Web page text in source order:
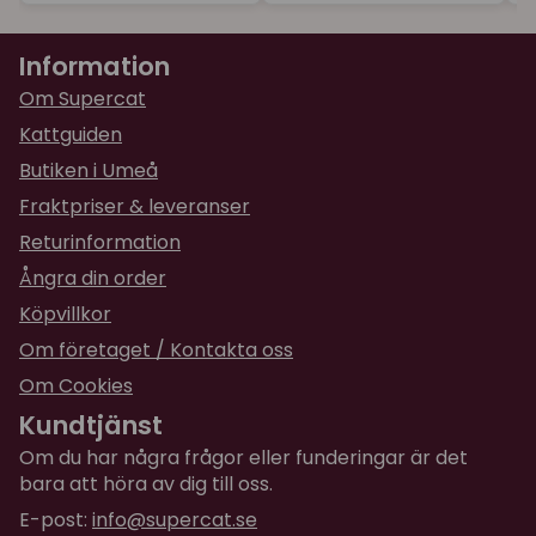
Information
Om Supercat
Kattguiden
Butiken i Umeå
Fraktpriser & leveranser
Returinformation
Ångra din order
Köpvillkor
Om företaget / Kontakta oss
Om Cookies
Kundtjänst
Om du har några frågor eller funderingar är det
bara att höra av dig till oss.
E-post: info@supercat.se